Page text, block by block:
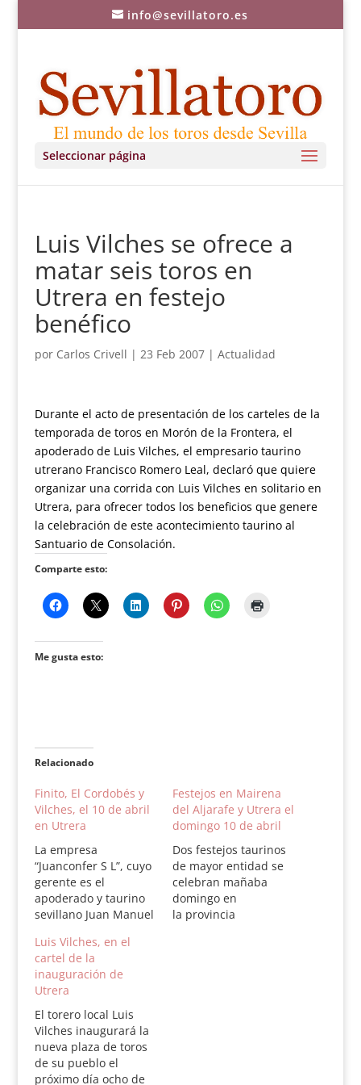
info@sevillatoro.es
Seleccionar página
Luis Vilches se ofrece a
matar seis toros en
Utrera en festejo
benéfico
por Carlos Crivell | 23 Feb 2007| Actualidad
Durante el acto de presentación de los carteles de la
temporada de toros en Morón de la Frontera, el
apoderado de Luis Vilches, el empresario taurino
utrerano Francisco Romero Leal, declaró que quiere
organizar una corrida con Luis Vilches en solitario en
Utrera, para ofrecer todos los beneficios que genere
la celebración de este acontecimiento taurino al
Santuario de Consolación.
Comparte esto:
Me gusta esto:
Relacionado
Finito, El Cordobés y
Vilches, el 10 de abril
en Utrera
La empresa
“Juanconfer S L”, cuyo
gerente es el
apoderado y taurino
sevillano Juan Manuel
empresario que
organizó los festejos
de inauguración de la
nueva plaza de toros
de Utrera con motivo
de las pasadas fiestas
patronales de la
localidad sevillana,
vuelve a organizar
Festejos en Mairena
del Aljarafe y Utrera el
domingo 10 de abril
Dos festejos taurinos
de mayor entidad se
celebran mañaba
domingo en
la provincia
Luis Vilches, en el
cartel de la
inauguración de
Utrera
El torero local Luis
Vilches inaugurará la
nueva plaza de toros
de su pueblo el
próximo día ocho de